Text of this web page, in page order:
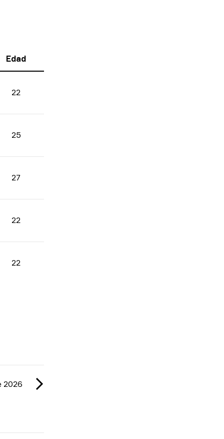
Edad
22
25
27
22
22
2026